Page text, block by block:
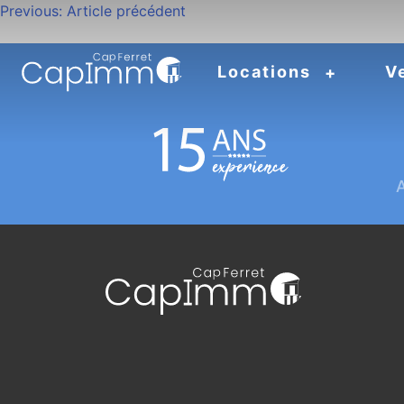
Locations
Navigation
de
l’article
Previous: Article précédent